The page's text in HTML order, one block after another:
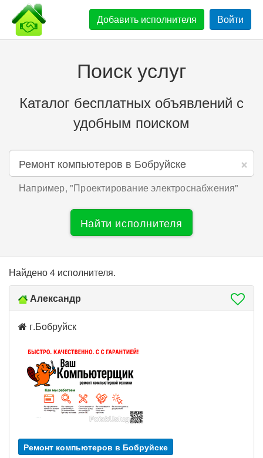
Добавить исполнителя Войти
Поиск услуг
Каталог бесплатных объявлений с
удобным поиском
×
Например, "Проектирование электроснабжения"
Найти исполнителя
Найдено 4 исполнителя.
Александр
г.Бобруйск
Ремонт компьютеров в Бобруйске